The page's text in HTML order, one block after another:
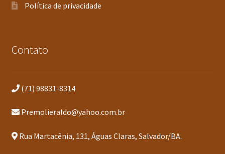
Política de privacidade
Contato
(71) 98831-8314
Premolieraldo@yahoo.com.br
Rua Martacênia, 131, Águas Claras, Salvador/BA.